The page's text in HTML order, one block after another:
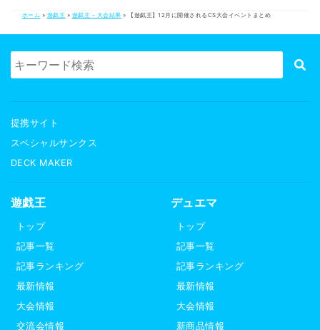
ホーム » 遊戯王 » 遊戯王 - 大会結果 » 【遊戯王】12月に開催されるCS大会イベントまとめ
提携サイト
スペシャルサンクス
DECK MAKER
遊戯王
トップ
記事一覧
記事ランキング
最新情報
大会情報
交流会情報
デュエマ
トップ
記事一覧
記事ランキング
最新情報
大会情報
新商品情報